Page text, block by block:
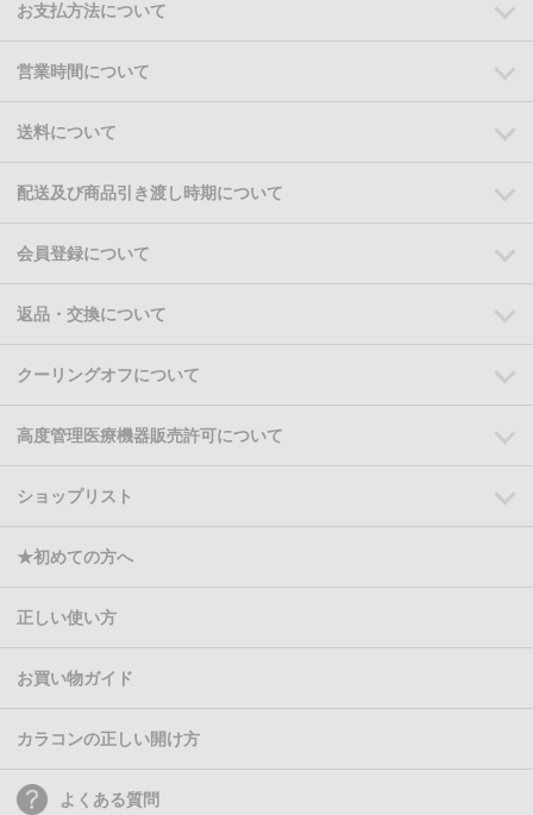
お支払方法について
営業時間について
送料について
配送及び商品引き渡し時期について
会員登録について
返品・交換について
クーリングオフについて
高度管理医療機器販売許可について
ショップリスト
★初めての方へ
正しい使い方
お買い物ガイド
カラコンの正しい開け方
よくある質問